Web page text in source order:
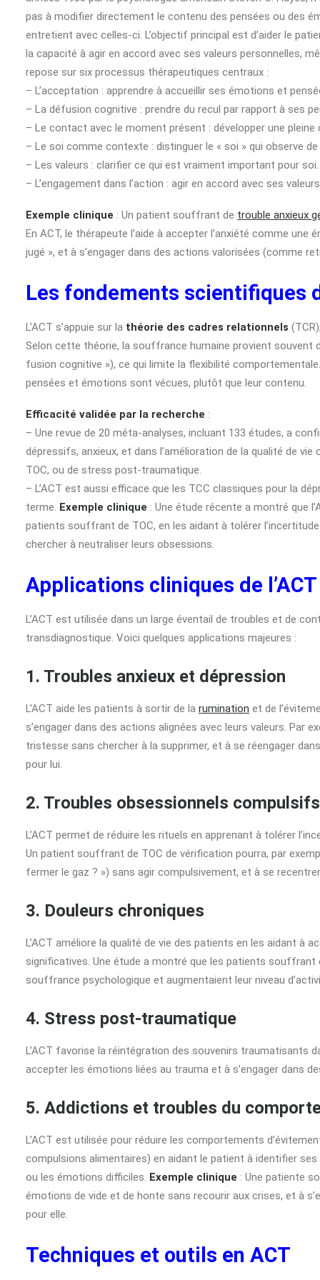
pas à modifier directement le contenu des pensées ou des
entretient avec celles-ci. L’objectif principal est d’aider le
la capacité à agir en accord avec ses valeurs personnelles,
repose sur six processus thérapeutiques centraux :
– L’acceptation : apprendre à accueillir ses émotions et
– La défusion cognitive : prendre du recul par rapport à ses
– Le contact avec le moment présent : développer une
– Le soi comme contexte : distinguer le « soi » qui observe
– Les valeurs : clarifier ce qui est vraiment important pour soi.
– L’engagement dans l’action : agir en accord avec ses
Exemple clinique : Un patient souffrant de trouble anxieux
En ACT, le thérapeute l’aide à accepter l’anxiété comme
jugé », et à s’engager dans des actions valorisées (comme
Les fondements scientifiques
L’ACT s’appuie sur la théorie des cadres relationnels
Selon cette théorie, la souffrance humaine provient souvent
fusion cognitive »), ce qui limite la flexibilité
pensées et émotions sont vécues, plutôt que leur contenu.
Efficacité validée par la recherche :
– Une revue de 20 méta-analyses, incluant 133 études, a
dépressifs, anxieux, et dans l’amélioration de la qualité de
TOC, ou de stress post-traumatique.
– L’ACT est aussi efficace que les TCC classiques pour la
terme. Exemple clinique : Une étude récente a montré que
patients souffrant de TOC, en les aidant à tolérer
chercher à neutraliser leurs obsessions.
Applications cliniques de l’ACT
L’ACT est utilisée dans un large éventail de troubles et de
transdiagnostique. Voici quelques applications majeures :
1. Troubles anxieux et dépression
L’ACT aide les patients à sortir de la rumination et de
s’engager dans des actions alignées avec leurs valeurs. Par
tristesse sans chercher à la supprimer, et à se réengager
pour lui.
2. Troubles obsessionnels
L’ACT permet de réduire les rituels en apprenant à tolérer
Un patient souffrant de TOC de vérification pourra, par
fermer le gaz ? ») sans agir compulsivement, et à se
3. Douleurs chroniques
L’ACT améliore la qualité de vie des patients en les aidant à
significatives. Une étude a montré que les patients souffrant
souffrance psychologique et augmentaient leur niveau
4. Stress post-traumatique
L’ACT favorise la réintégration des souvenirs traumatisants
accepter les émotions liées au trauma et à s’engager dans
5. Addictions et troubles du
L’ACT est utilisée pour réduire les comportements
compulsions alimentaires) en aidant le patient à identifier
ou les émotions difficiles. Exemple clinique : Une patiente
émotions de vide et de honte sans recourir aux crises, et à
pour elle.
Techniques et outils en ACT